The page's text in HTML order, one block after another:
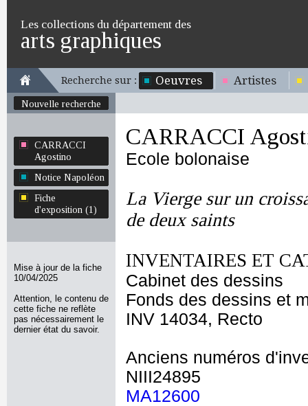
Les collections du département des
arts graphiques
Recherche sur : Oeuvres Artistes
Nouvelle recherche
CARRACCI
Agostino
Notice Napoléon
Fiche
d'exposition (1)
Mise à jour de la fiche
10/04/2025
Attention, le contenu de
cette fiche ne reflète
pas nécessairement le
dernier état du savoir.
CARRACCI
Ecole bolonaise
La Vierge sur un
de deux saints
INVENTAIRES ET
Cabinet des dessins
Fonds des dessins et
INV 14034, Recto
Anciens numéros
NIII24895
MA12600